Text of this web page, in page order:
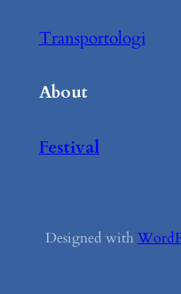
Transportologi
About
Festival
Designed with